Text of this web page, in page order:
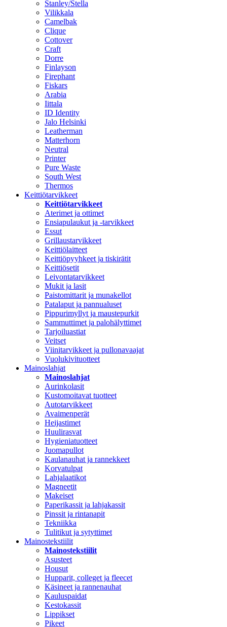
Stanley/Stella
Vilikkala
Camelbak
Clique
Cottover
Craft
Dorre
Finlayson
Firephant
Fiskars
Arabia
Iittala
ID Identity
Jalo Helsinki
Leatherman
Matterhorn
Neutral
Printer
Pure Waste
South West
Thermos
Keittiötarvikkeet
Keittiötarvikkeet
Aterimet ja ottimet
Ensiapulaukut ja -tarvikkeet
Essut
Grillaustarvikkeet
Keittiölaitteet
Keittiöpyyhkeet ja tiskirätit
Keittiösetit
Leivontatarvikkeet
Mukit ja lasit
Paistomittarit ja munakellot
Patalaput ja pannualuset
Pippurimyllyt ja maustepurkit
Sammuttimet ja palohälyttimet
Tarjoiluastiat
Veitset
Viinitarvikkeet ja pullonavaajat
Vuolukivituotteet
Mainoslahjat
Mainoslahjat
Aurinkolasit
Kustomoitavat tuotteet
Autotarvikkeet
Avaimenperät
Heijastimet
Huulirasvat
Hygieniatuotteet
Juomapullot
Kaulanauhat ja rannekkeet
Korvatulpat
Lahjalaatikot
Magneetit
Makeiset
Paperikassit ja lahjakassit
Pinssit ja rintanapit
Tekniikka
Tulitikut ja sytyttimet
Mainostekstiilit
Mainostekstiilit
Asusteet
Housut
Hupparit, colleget ja fleecet
Käsineet ja rannenauhat
Kauluspaidat
Kestokassit
Lippikset
Pikeet